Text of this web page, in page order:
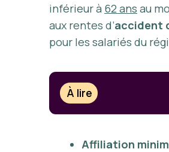
inférieur à 62 ans au
aux rentes d’accident
pour les salariés du
À lire
Affiliation